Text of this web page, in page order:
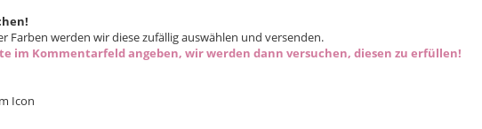
Farben werden wir diese zufällig auswählen und versenden.
im Kommentarfeld angeben, wir werden dann versuchen, diesen zu erfüllen!
Icon